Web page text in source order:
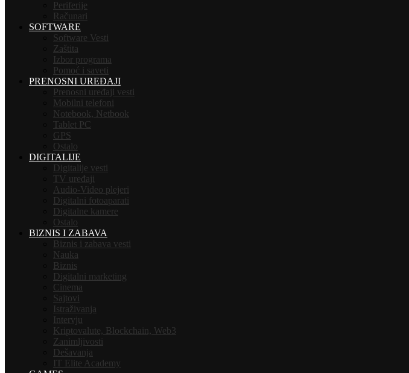
Periferije
Računari
SOFTWARE
Software Vesti
Zaštita
Izbor programa
Pomoć i saveti
PRENOSNI UREĐAJI
Prenosni uređaji vesti
Mobilni telefoni
Notebook, Netbook
Tablet PC
GPS
Ostalo
DIGITALIJE
Digitalije vesti
TV uređaji
Audio-Video plejeri
Digitalni fotoaparati
Digitalne kamere
Ostalo
BIZNIS I ZABAVA
Biznis i zabava vesti
Nauka
Biznis
Digitalni marketing
Cinema
Sajtovi
Istraživanja
Intervju
Kriptovalute, Blockchain, Web3
Zanimljivosti
Dešavanja
IT Elite Academy